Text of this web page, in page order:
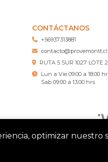
CONTÁCTANOS
+56937313881
contacto@provemontt.cl
RUTA 5 SUR 1027 LOTE
Lun a Vie 09:00 a 18:00
Sab 09:00 a 13:00 hrs
optimizar nuestro